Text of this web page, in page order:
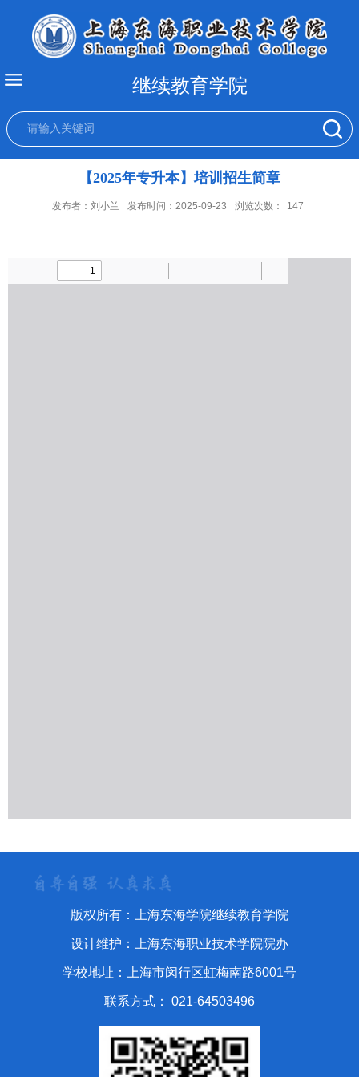
继续教育学院
【2025年专升本】培训招生简章
发布者：刘小兰 发布时间：2025-09-23 浏览次数： 147
版权所有：上海东海学院继续教育学院
设计维护：上海东海职业技术学院院办
学校地址：上海市闵行区虹梅南路6001号
联系方式： 021-64503496